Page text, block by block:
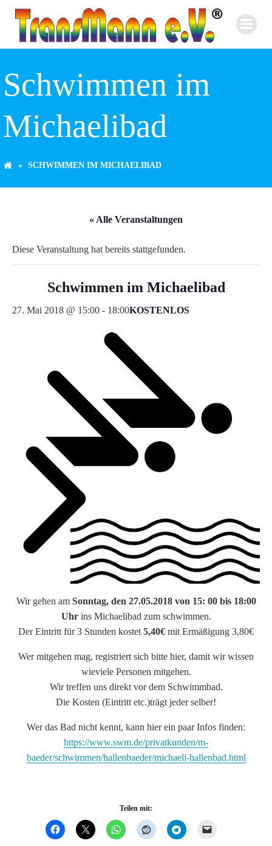
Inhalt
springen
Schwimmen im
Michaelibad
SCHWIMMEN IM MICHAELIBAD
« Alle Veranstaltungen
Diese Veranstaltung hat bereits stattgefunden.
Schwimmen im Michaelibad
27. Mai 2018 @ 15:00 - 18:00KOSTENLOS
Wir gehen am Sonntag, den 27.05.2018 von 15: 00 bis 18:00
Uhrins Michaelibad zum schwimmen.
Der Eintritt für 3 Stunden kostet 5,40€ mit Ermäßigung 3,80€
Wer mitgehen mag, registriert sich bitte hier, damit wir wissen
wieviele Personen mitgehen.
Wir treffen uns direkt vor dem Schwimmbad.
Die Kosten (Eintritt etc.)trägt jeder selber!
Wer das Bad nicht kennt, kann hier ein paar Infos finden:
https://www.swm.de/privatkunden/m-
baeder/schwimmen/hallenbaeder/michaeli-hallenbad.html
Teilen mit: